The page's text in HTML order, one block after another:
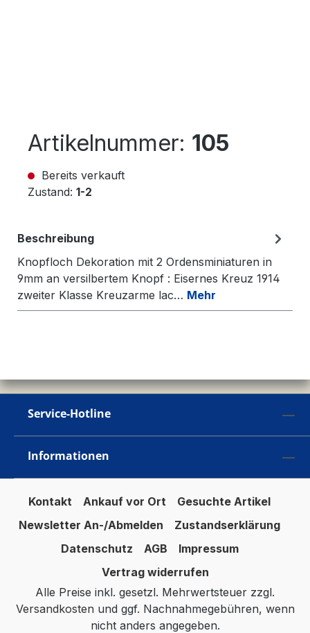
Artikelnummer: 105
Bereits verkauft
Zustand: 1-2
Beschreibung
Knopfloch Dekoration mit 2 Ordensminiaturen in
9mm an versilbertem Knopf : Eisernes Kreuz 1914
zweiter Klasse Kreuzarme lac… Mehr
Service-Hotline
Informationen
Kontakt Ankauf vor Ort
Gesuchte Artikel
Newsletter An-/Abmelden
Zustandserklärung
Datenschutz
AGB
Impressum
Vertrag widerrufen
Alle Preise inkl. gesetzl. Mehrwertsteuer zzgl.
Versandkosten und ggf. Nachnahmegebühren, wenn
nicht anders angegeben.